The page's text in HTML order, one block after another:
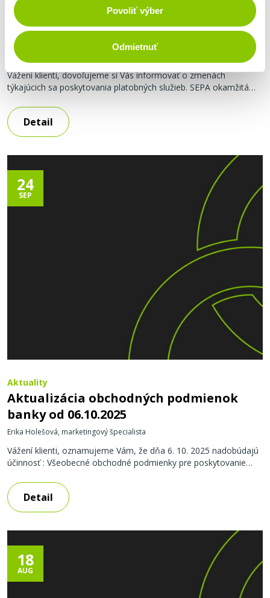
Povoliť výber
Odmietnuť
Aktuality
Zmeny v internetbankingu od 6. októbra
2025
Erika Holešová, marketingový špecialista
Vážení klienti, dovoľujeme si Vás informovať o zmenách
týkajúcich sa poskytovania platobných služieb. SEPA okamžitá
v konkrétny deň, a to nepretržite, 24 hodín denne, 7 dní v týždni,
365 dní v roku. SEPA okamžitú úhradu je možné zadať
prostredníctvom Internetbankingu: 24 hodín denne, 7 dní v týždni,
Detail
24
SEP
Aktuality
Aktualizácia obchodných podmienok
banky od 06.10.2025
Erika Holešová, marketingový špecialista
Vážení klienti, oznamujeme Vám, že dňa 6. 10. 2025 nadobúdajú
účinnosť : Všeobecné obchodné podmienky pre poskytovanie
3.18., 3.20., 3.32., 3.44. 3.48. a 13.1.) , Všeobecné obchodné
podmienky pre vkladové produkty a platobné služby SZRB, a. s.
(body 2.20., 2.24., 2.58., 6.1.15. a 6.2.1.), a to v súvislosti
Detail
18
AUG